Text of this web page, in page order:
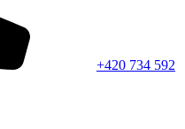
+420 734 592